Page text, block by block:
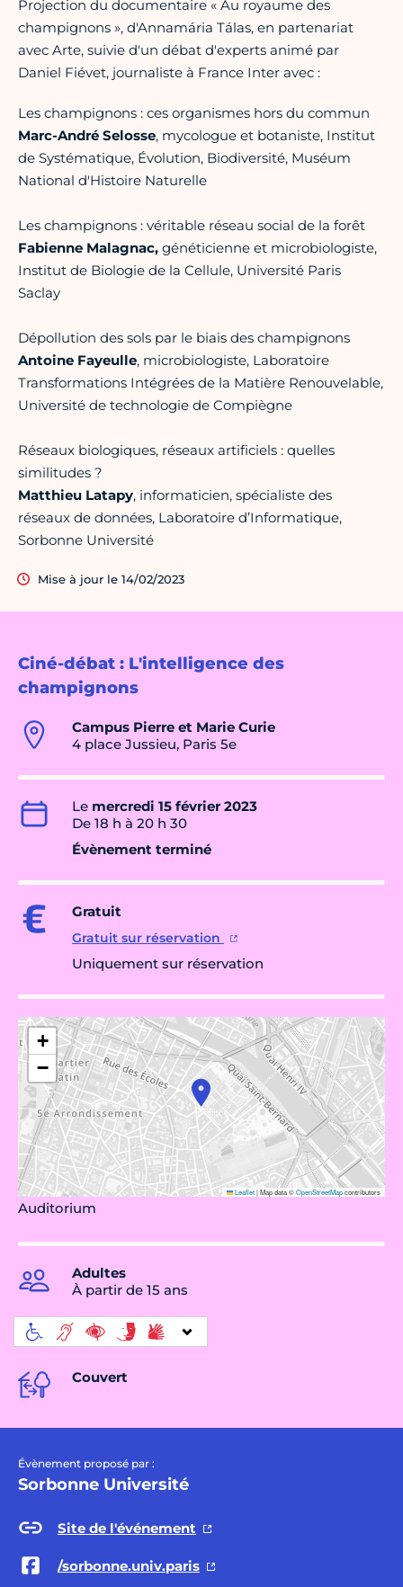
Ciné-débat : L'intelligence des
champignons
Campus Pierre et Marie Curie
4 place Jussieu, Paris 5e
Le mercredi 15 février 2023
De 18 h à 20 h 30
Évènement terminé
Gratuit
Gratuit sur réservation
Uniquement sur réservation
+
−
Leaflet|Map data ©OpenStreetMapcontributors
Auditorium
Adultes
À partir de 15 ans
Couvert
Évènement proposé par :
Sorbonne Université
Site de l'événement
/sorbonne.univ.paris
Projection du documentaire « Au royaume des
champignons », d'Annamária Tálas, en partenariat
avec Arte, suivie d'un débat d'experts animé par
Daniel Fiévet, journaliste à France Inter avec :
Les champignons : ces organismes hors du commun
Marc-André Selosse, mycologue et botaniste, Institut
de Systématique, Évolution, Biodiversité, Muséum
National d'Histoire Naturelle
Les champignons : véritable réseau social de la forêt
Fabienne Malagnac, généticienne et microbiologiste,
Institut de Biologie de la Cellule, Université Paris
Saclay
Dépollution des sols par le biais des champignons
Antoine Fayeulle, microbiologiste, Laboratoire
Transformations Intégrées de la Matière Renouvelable,
Université de technologie de Compiègne
Réseaux biologiques, réseaux artificiels : quelles
similitudes ?
Matthieu Latapy, informaticien, spécialiste des
réseaux de données, Laboratoire d’Informatique,
Sorbonne Université
Mise à jour le 14/02/2023